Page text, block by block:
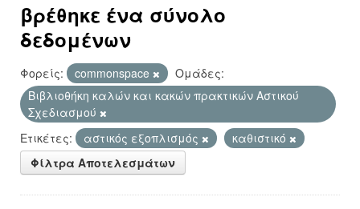
βρέθηκε ένα σύνολο
δεδομένων
Φορείς: commonspace
Ομάδες:
Βιβλιοθήκη καλών και κακών πρακτικών Αστικού
Σχεδιασμού
Ετικέτες:
αστικός εξοπλισμός
καθιστικό
Φίλτρα Αποτελεσμάτων